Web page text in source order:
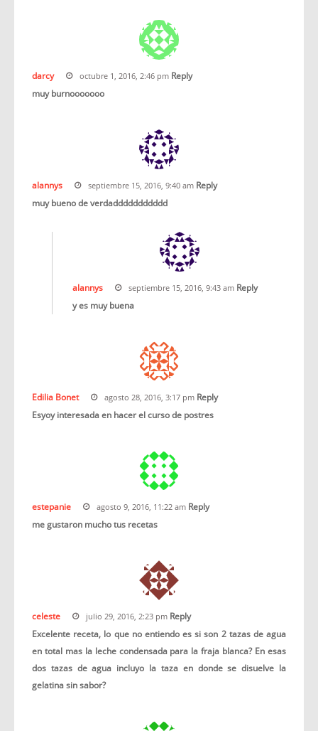
darcy octubre 1, 2016, 2:46 pm Reply
muy burnooooooo
alannys septiembre 15, 2016, 9:40 am Reply
muy bueno de verdaddddddddddd
alannys septiembre 15, 2016, 9:43 am Reply
y es muy buena
Edilia Bonet agosto 28, 2016, 3:17 pm Reply
Esyoy interesada en hacer el curso de postres
estepanie agosto 9, 2016, 11:22 am Reply
me gustaron mucho tus recetas
celeste julio 29, 2016, 2:23 pm Reply
Excelente receta, lo que no entiendo es si son 2 tazas de agua
en total mas la leche condensada para la fraja blanca? En esas
dos tazas de agua incluyo la taza en donde se disuelve la
gelatina sin sabor?